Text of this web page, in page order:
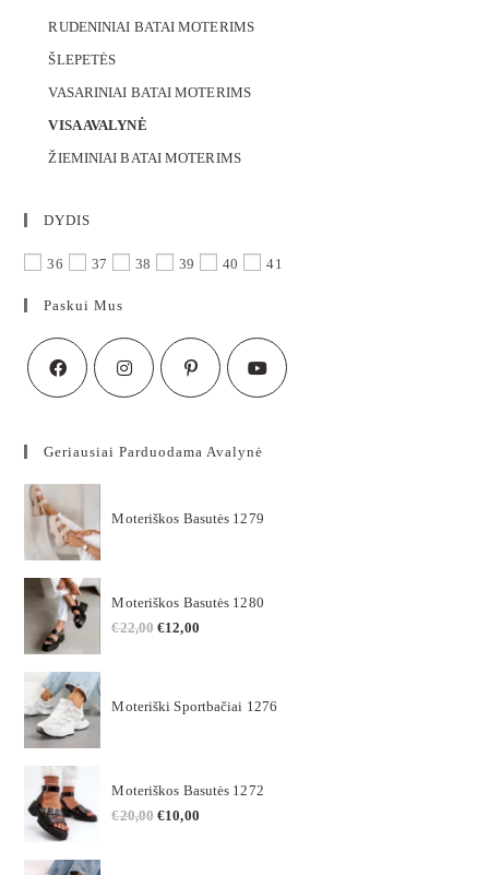
RUDENINIAI BATAI MOTERIMS
ŠLEPETĖS
VASARINIAI BATAI MOTERIMS
VISA AVALYNĖ
ŽIEMINIAI BATAI MOTERIMS
DYDIS
36 37 38 39 40 41
Paskui Mus
Geriausiai Parduodama Avalynė
Moteriškos Basutės 1279
Moteriškos Basutės 1280
€22,00 €12,00
Moteriški Sportbačiai 1276
Moteriškos Basutės 1272
€20,00 €10,00